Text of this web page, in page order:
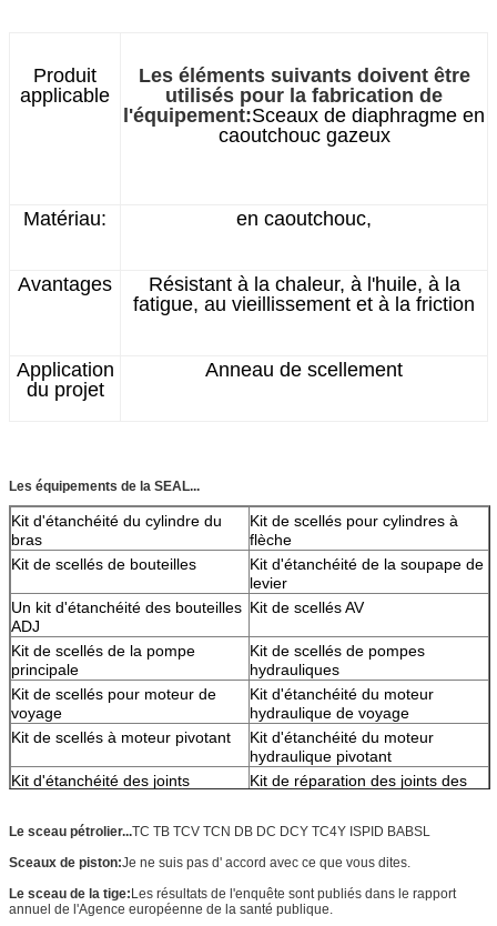
Produit
applicable
Les éléments suivants doivent être
utilisés pour la fabrication de
l'équipement:Sceaux de diaphragme en
caoutchouc gazeux
Matériau: en caoutchouc,
Avantages
Résistant à la chaleur, à l'huile, à la
fatigue, au vieillissement et à la friction
Application
du projet
Anneau de scellement
Les équipements de la SEAL...
Kit d'étanchéité du cylindre du
bras
Kit de scellés pour cylindres à
flèche
Kit de scellés de bouteilles
Kit d'étanchéité de la soupape de
levier
Un kit d'étanchéité des bouteilles
ADJ
Kit de scellés AV
Kit de scellés de la pompe
principale
Kit de scellés de pompes
hydrauliques
Kit de scellés pour moteur de
voyage
Kit d'étanchéité du moteur
hydraulique de voyage
Kit de scellés à moteur pivotant
Kit d'étanchéité du moteur
hydraulique pivotant
Kit d'étanchéité des joints
Kit de réparation des joints des
Kit de scellés de soupape pilote
Kit de scellés de soupape de
Kit de réparation des joints des
pompes à engrenages
Le sceau pétrolier...TC TB TCV TCN DB DC DCY TC4Y ISPID BABSL
Sceaux de piston:Je ne suis pas d' accord avec ce que vous dites.
Le sceau de la tige:Les résultats de l'enquête sont publiés dans le rapport
annuel de l'Agence européenne de la santé publique.